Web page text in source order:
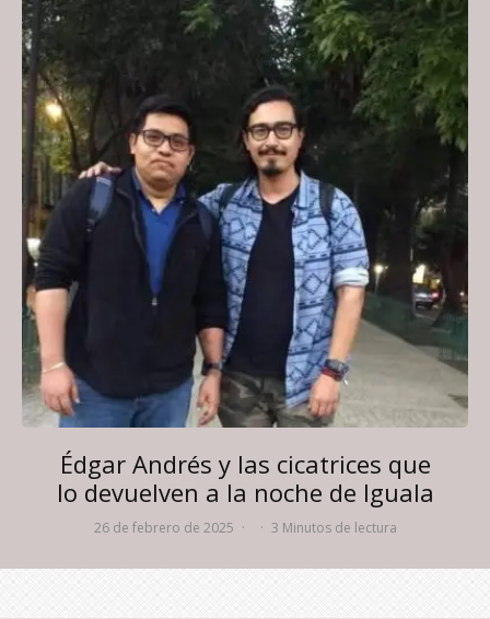
Édgar Andrés y las cicatrices que
lo devuelven a la noche de Iguala
26 de febrero de 2025 · · 3 Minutos de lectura